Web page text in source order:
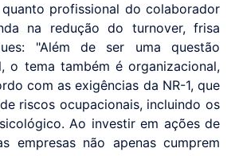
profissional do colaborador
na redução do turnover, frisa
"Além de ser uma questão
o tema também é organizacional,
com as exigências da NR-1, que
riscos ocupacionais, incluindo os
Ao investir em ações de
empresas não apenas cumprem